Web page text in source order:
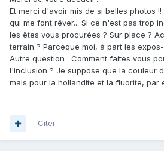
Et merci d'avoir mis de si belles photos
qui me font rêver... Si ce n'est pas trop
les êtes vous procurées ? Sur place ?
terrain ? Parceque moi, à part les
Autre question : Comment faites vous
l'inclusion ? Je suppose que la couleur
mais pour la hollandite et la fluorite, par
Citer